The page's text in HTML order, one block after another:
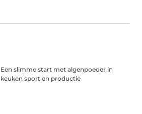
Een slimme start met algenpoeder in
keuken sport en productie